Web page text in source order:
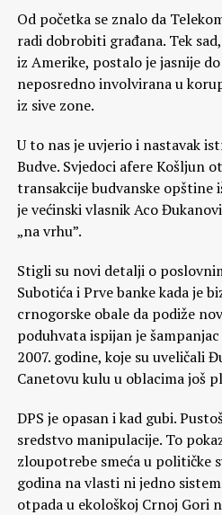
Od početka se znalo da
radi dobrobiti građana. Tek
iz Amerike, postalo je jasnije
neposredno involvirana u
iz sive zone.
U to nas je uvjerio i nastavak
Budve. Svjedoci afere Košljun
transakcije budvanske opštine
je većinski vlasnik Aco
„na vrhu”.
Stigli su novi detalji o
Subotića i Prve banke kada je
crnogorske obale da podiže
poduhvata ispijan je
2007. godine, koje su uveličali
Canetovu kulu u oblacima još
DPS je opasan i kad gubi.
sredstvo manipulacije. To
zloupotrebe smeća u političke
godina na vlasti ni jedno
otpada u ekološkoj Crnoj Gori